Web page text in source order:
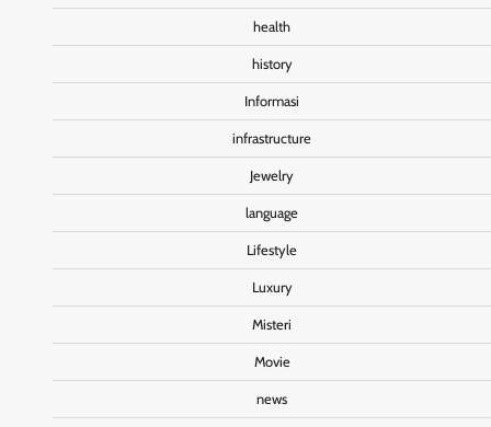
health
history
Informasi
infrastructure
Jewelry
language
Lifestyle
Luxury
Misteri
Movie
news